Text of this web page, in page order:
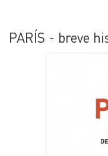
PARÍS - breve